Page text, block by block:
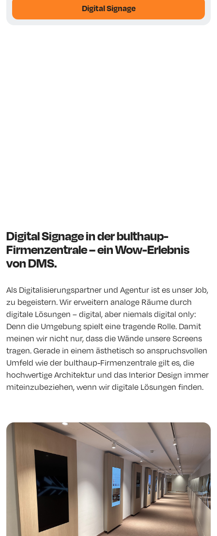
Digital Signage
Digital Signage in der bulthaup-
Firmenzentrale – ein Wow-Erlebnis
von DMS.
Als Digitalisierungspartner und Agentur ist es unser Job,
zu begeistern. Wir erweitern analoge Räume durch
digitale Lösungen – digital, aber niemals digital only:
Denn die Umgebung spielt eine tragende Rolle. Damit
meinen wir nicht nur, dass die Wände unsere Screens
tragen. Gerade in einem ästhetisch so anspruchsvollen
Umfeld wie der bulthaup-Firmenzentrale gilt es, die
hochwertige Architektur und das Interior Design immer
miteinzubeziehen, wenn wir digitale Lösungen finden.